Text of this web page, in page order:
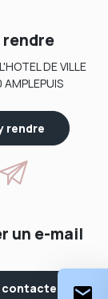
rendre
DE VILLE
rendre
un e-mail
contacter